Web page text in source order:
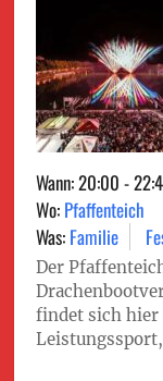
Wann: 20:00 -
Wo: Pfaffenteich
Was: Familie
Der
findet sich hier